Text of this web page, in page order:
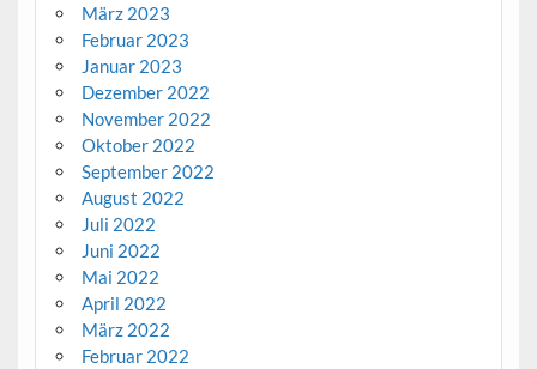
März 2023
Februar 2023
Januar 2023
Dezember 2022
November 2022
Oktober 2022
September 2022
August 2022
Juli 2022
Juni 2022
Mai 2022
April 2022
März 2022
Februar 2022